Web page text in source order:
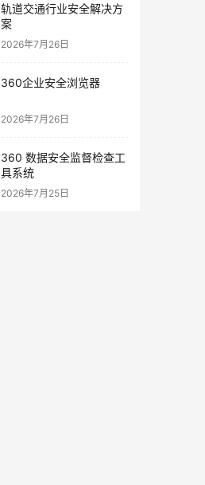
轨道交通行业安全解决方
案
2026年7月26日
360企业安全浏览器
2026年7月26日
360 数据安全监督检查工
具系统
2026年7月25日